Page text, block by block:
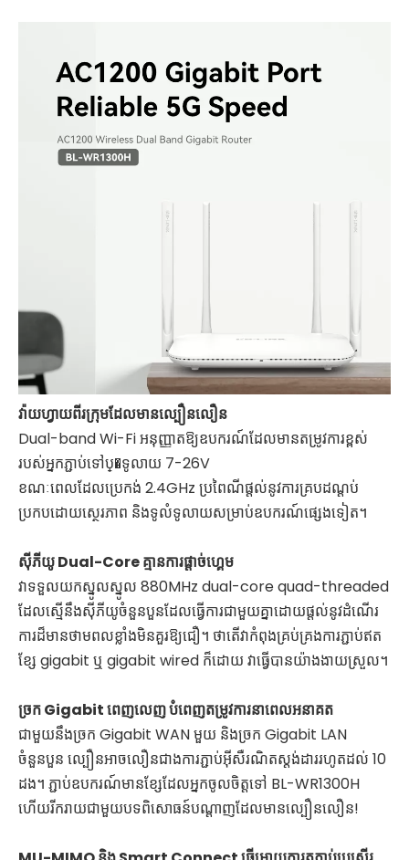
វ៉ាយហ្វាយពីរក្រុមដែលមានល្បឿនលឿន
Dual-band Wi-Fi អនុញ្ញាតឱ្យឧបករណ៍ដែលមានតម្រូវការខ្ពស់
របស់អ្នកភ្ជាប់ទៅប្�ទូលាយ 7-26V
ខណៈពេលដែលប្រេកង់ 2.4GHz ប្រពៃណីផ្តល់នូវការគ្របដណ្តប់
ប្រកបដោយស្ថេរភាព និងទូលំទូលាយសម្រាប់ឧបករណ៍ផ្សេងទៀត។
ស៊ីភីយូ Dual-Core គ្មានការផ្តាច់ហ្គេម
វាទទួលយកស្នូលស្នូល 880MHz dual-core quad-threaded
ដែលស្មើនឹងស៊ីភីយូចំនួនបួនដែលធ្វើការជាមួយគ្នាដោយផ្តល់នូវដំណើរ
ការដ៏មានថាមពលខ្លាំងមិនគួរឱ្យជឿ។ ថាតើវាកំពុងគ្រប់គ្រងការភ្ជាប់ឥត
ខ្សែ gigabit ឬ gigabit wired ក៏ដោយ វាធ្វើបានយ៉ាងងាយស្រួល។
ច្រក Gigabit ពេញលេញ បំពេញតម្រូវការនាពេលអនាគត
ជាមួយនឹងច្រក Gigabit WAN មួយ និងច្រក Gigabit LAN
ចំនួនបួន ល្បឿនអាចលឿនជាងការភ្ជាប់អ៊ីសឺរណិតស្តង់ដាររហូតដល់ 10
ដង។ ភ្ជាប់ឧបករណ៍មានខ្សែដែលអ្នកចូលចិត្តទៅ BL-WR1300H
ហើយរីករាយជាមួយបទពិសោធន៍បណ្តាញដែលមានល្បឿនលឿន!